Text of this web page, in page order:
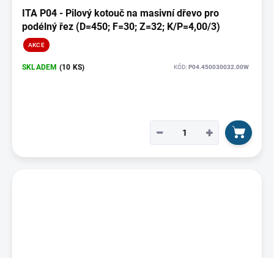
ITA P04 - Pilový kotouč na masivní dřevo pro
podélný řez (D=450; F=30; Z=32; K/P=4,00/3)
AKCE
SKLADEM (10 KS) KÓD:P04.450030032.00W
+
−